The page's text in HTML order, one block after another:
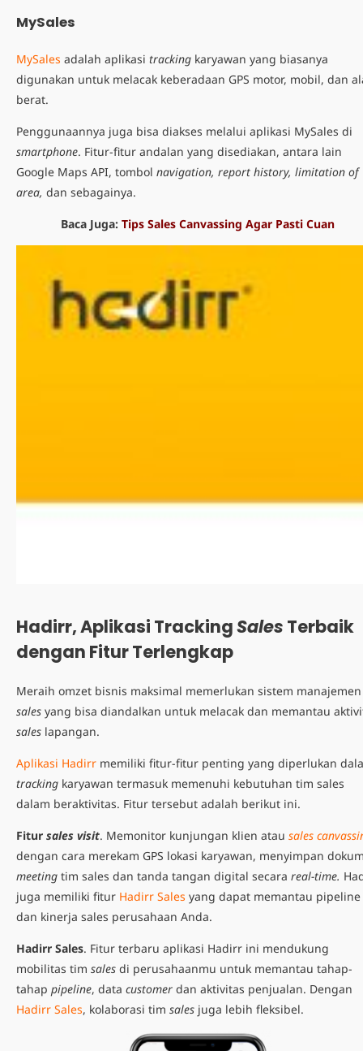
MySales
MySales adalah aplikasi tracking karyawan yang biasanya
digunakan untuk melacak keberadaan GPS motor, mobil, dan
berat.
Penggunaannya juga bisa diakses melalui aplikasi MySales di
smartphone. Fitur-fitur andalan yang disediakan, antara lain
Google Maps API, tombol navigation, report history, limitation of
area, dan sebagainya.
Baca Juga: Tips Sales Canvassing Agar Pasti Cuan
Hadirr,Aplikasi TrackingSales Terbaik
dengan Fitur Terlengkap
Meraih omzet bisnis maksimal memerlukan sistem manajemen
sales yang bisa diandalkan untuk melacak dan memantau
sales lapangan.
Aplikasi Hadirr memiliki fitur-fitur penting yang diperlukan
tracking karyawan termasuk memenuhi kebutuhan tim sales
dalam beraktivitas. Fitur tersebut adalah berikut ini.
Fitur sales visit. Memonitor kunjungan klien atau sales
dengan cara merekam GPS lokasi karyawan, menyimpan
meeting tim sales dan tanda tangan digital secara real-time.
juga memiliki fitur Hadirr Sales yang dapat memantau pipeline
dan kinerja sales perusahaan Anda.
Hadirr Sales. Fitur terbaru aplikasi Hadirr ini mendukung
mobilitas tim sales di perusahaanmu untuk memantau tahap-
tahap pipeline, data customer dan aktivitas penjualan. Dengan
Hadirr Sales, kolaborasi tim sales juga lebih fleksibel.